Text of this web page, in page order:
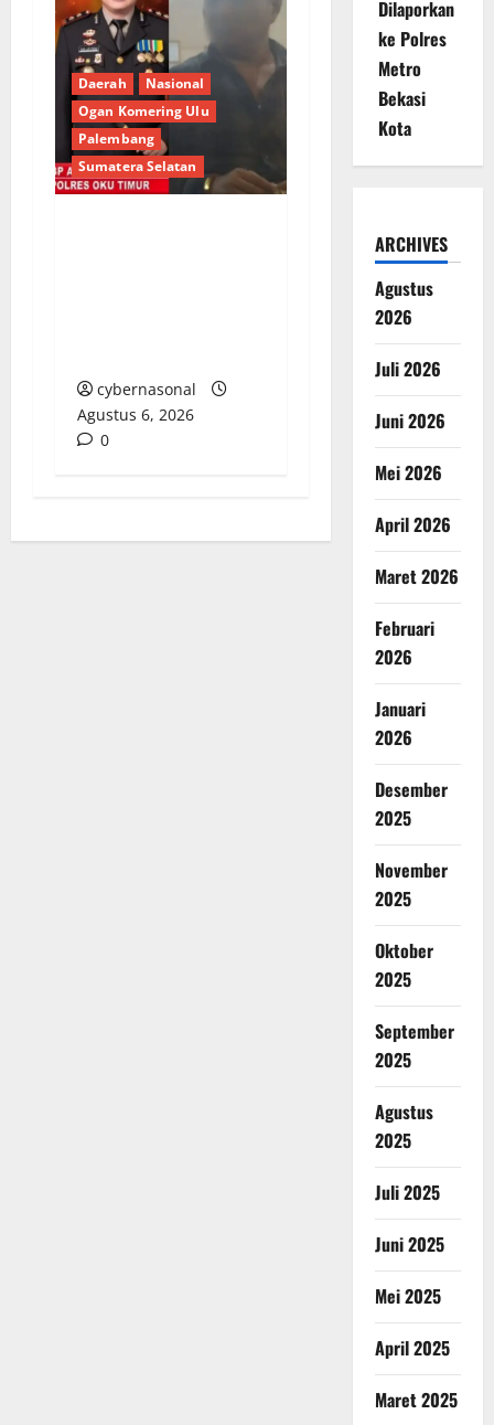
Daerah
Nasional
Ogan Komering Ulu
Palembang
Sumatera Selatan
cybernasonal
Agustus 6, 2026
0
Dilaporkan
ke Polres
Metro
Bekasi
Kota
ARCHIVES
Agustus
2026
Juli 2026
Juni 2026
Mei 2026
April 2026
Maret 2026
Februari
2026
Januari
2026
Desember
2025
November
2025
Oktober
2025
September
2025
Agustus
2025
Juli 2025
Juni 2025
Mei 2025
April 2025
Maret 2025